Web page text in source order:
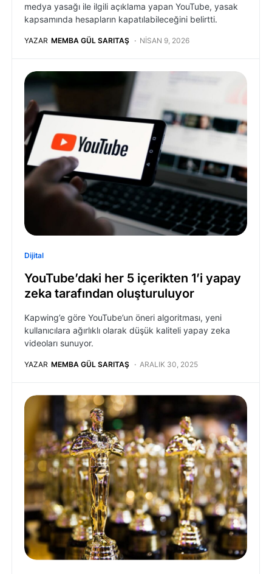
medya yasağı ile ilgili açıklama yapan YouTube, yasak
kapsamında hesapların kapatılabileceğini belirtti.
YAZAR MEMBA GÜL SARITAŞ NISAN 9, 2026
Dijital
YouTube’daki her 5 içerikten 1’i yapay
zeka tarafından oluşturuluyor
Kapwing’e göre YouTube’un öneri algoritması, yeni
kullanıcılara ağırlıklı olarak düşük kaliteli yapay zeka
videoları sunuyor.
YAZAR MEMBA GÜL SARITAŞ ARALIK 30, 2025